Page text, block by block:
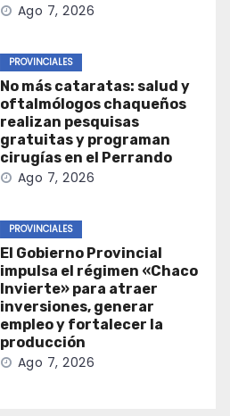
Ago 7, 2026
PROVINCIALES
No más cataratas: salud y
oftalmólogos chaqueños
realizan pesquisas
gratuitas y programan
cirugías en el Perrando
Ago 7, 2026
PROVINCIALES
El Gobierno Provincial
impulsa el régimen «Chaco
Invierte» para atraer
inversiones, generar
empleo y fortalecer la
producción
Ago 7, 2026